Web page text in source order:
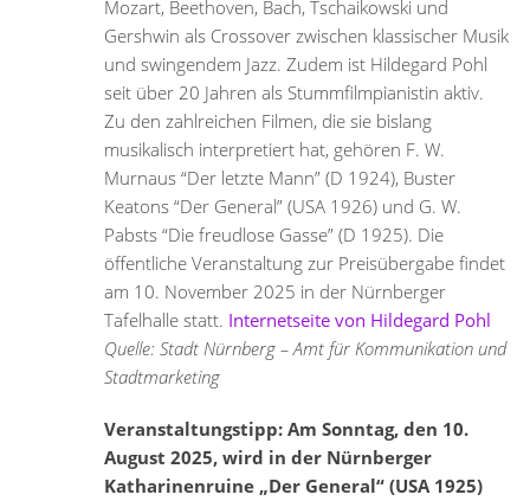
Mozart, Beethoven, Bach, Tschaikowski und
Gershwin als Crossover zwischen klassischer Musik
und swingendem Jazz. Zudem ist Hildegard Pohl
seit über 20 Jahren als Stummfilmpianistin aktiv.
Zu den zahlreichen Filmen, die sie bislang
musikalisch interpretiert hat, gehören F. W.
Murnaus “Der letzte Mann” (D 1924), Buster
Keatons “Der General” (USA 1926) und G. W.
Pabsts “Die freudlose Gasse” (D 1925). Die
öffentliche Veranstaltung zur Preisübergabe findet
am 10. November 2025 in der Nürnberger
Tafelhalle statt. Internetseite von Hildegard Pohl
Quelle: Stadt Nürnberg – Amt für Kommunikation und
Stadtmarketing
Veranstaltungstipp: Am Sonntag, den 10.
August 2025, wird in der Nürnberger
Katharinenruine „Der General“ (USA 1925)